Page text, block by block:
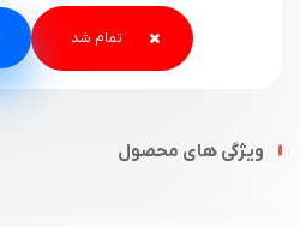
ویژگی های محصول